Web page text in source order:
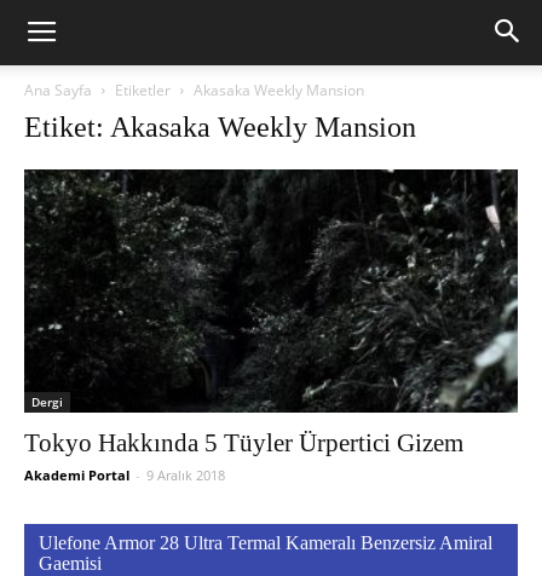
Ana Sayfa Etiketler Akasaka Weekly Mansion
Etiket: Akasaka Weekly Mansion
Dergi
Tokyo Hakkında 5 Tüyler Ürpertici Gizem
Akademi Portal - 9 Aralık 2018
Ulefone Armor 28 Ultra Termal Kameralı Benzersiz Amiral
Gaemisi